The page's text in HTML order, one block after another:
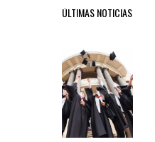
ÚLTIMAS NOTICIAS